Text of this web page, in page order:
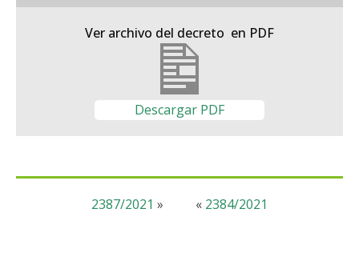
Ver archivo del decreto en PDF
Descargar PDF
« 2384/2021
2387/2021 »